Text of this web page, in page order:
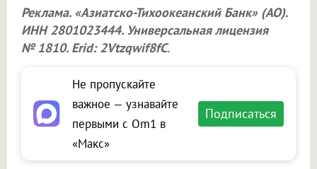
Реклама. «Азиатско-Тихоокеанский Банк» (АО).
ИНН 2801023444. Универсальная лицензия
№ 1810. Erid: 2Vtzqwif8fC.
Не пропускайте
важное — узнавайте
первыми с Om1 в
«Макс»
Подписаться